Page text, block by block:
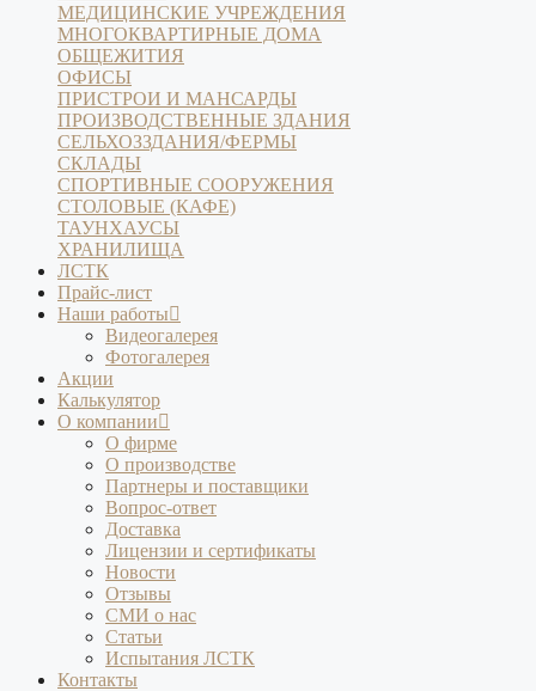
МЕДИЦИНСКИЕ УЧРЕЖДЕНИЯ
МНОГОКВАРТИРНЫЕ ДОМА
ОБЩЕЖИТИЯ
ОФИСЫ
ПРИСТРОИ И МАНСАРДЫ
ПРОИЗВОДСТВЕННЫЕ ЗДАНИЯ
СЕЛЬХОЗЗДАНИЯ/ФЕРМЫ
СКЛАДЫ
СПОРТИВНЫЕ СООРУЖЕНИЯ
СТОЛОВЫЕ (КАФЕ)
ТАУНХАУСЫ
ХРАНИЛИЩА
ЛСТК
Прайс-лист
Наши работы
Видеогалерея
Фотогалерея
Акции
Калькулятор
О компании
О фирме
О производстве
Партнеры и поставщики
Вопрос-ответ
Доставка
Лицензии и сертификаты
Новости
Отзывы
СМИ о нас
Статьи
Испытания ЛСТК
Контакты